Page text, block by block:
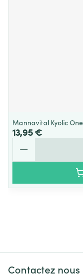
Mannavital Kyolic
13,95 €
Contactez nous